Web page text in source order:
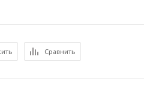
Сравнить